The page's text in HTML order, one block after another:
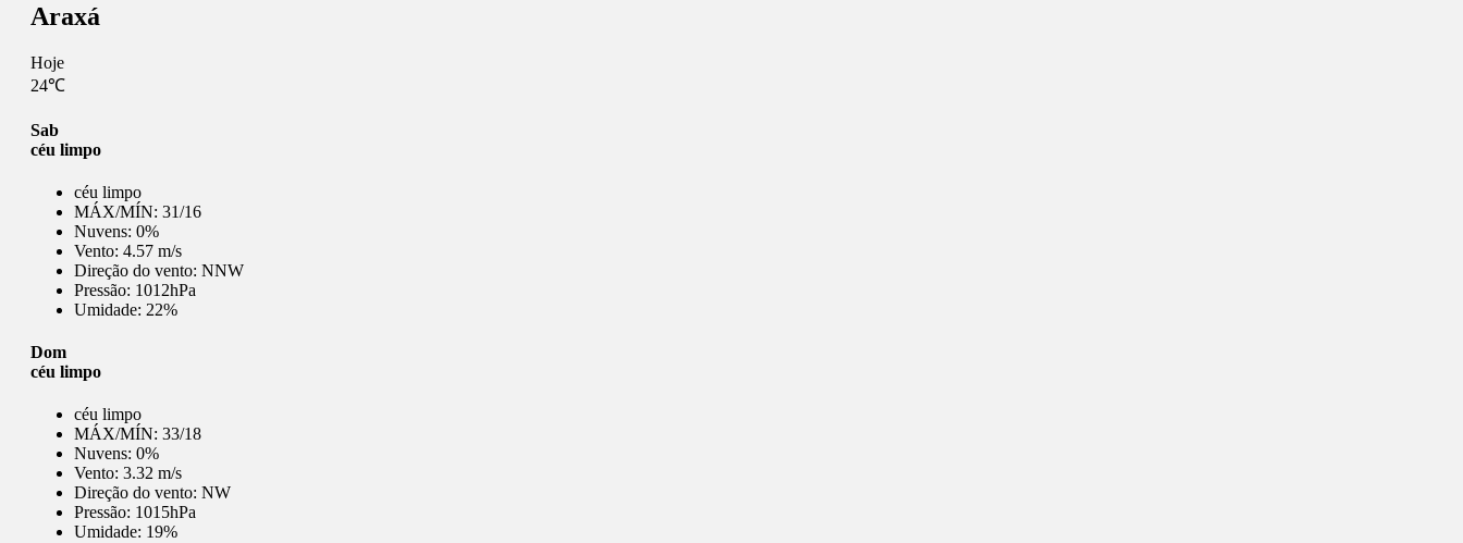
Araxá
Hoje
24℃
Sab
céu limpo
céu limpo
MÁX/MÍN: 31/16
Nuvens: 0%
Vento: 4.57 m/s
Direção do vento: NNW
Pressão: 1012hPa
Umidade: 22%
Dom
céu limpo
céu limpo
MÁX/MÍN: 33/18
Nuvens: 0%
Vento: 3.32 m/s
Direção do vento: NW
Pressão: 1015hPa
Umidade: 19%